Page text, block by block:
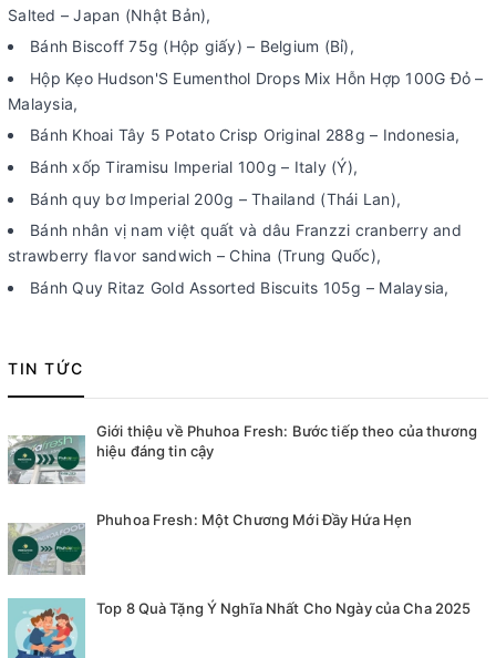
Salted – Japan (Nhật Bản),
Bánh Biscoff 75g (Hộp giấy) – Belgium (Bỉ),
Hộp Kẹo Hudson'S Eumenthol Drops Mix Hỗn Hợp 100G Đỏ –
Malaysia,
Bánh Khoai Tây 5 Potato Crisp Original 288g – Indonesia,
Bánh xốp Tiramisu Imperial 100g – Italy (Ý),
Bánh quy bơ Imperial 200g – Thailand (Thái Lan),
Bánh nhân vị nam việt quất và dâu Franzzi cranberry and
strawberry flavor sandwich – China (Trung Quốc),
Bánh Quy Ritaz Gold Assorted Biscuits 105g – Malaysia,
TIN TỨC
Giới thiệu về Phuhoa Fresh: Bước tiếp theo của thương
hiệu đáng tin cậy
Phuhoa Fresh: Một Chương Mới Đầy Hứa Hẹn
Top 8 Quà Tặng Ý Nghĩa Nhất Cho Ngày của Cha 2025